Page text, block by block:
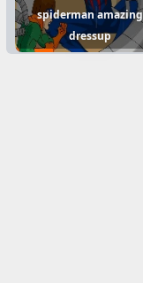
spiderman amazing
dressup